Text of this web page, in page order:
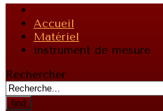
Accueil
Matériel
instrument de mesure
Rechercher
find